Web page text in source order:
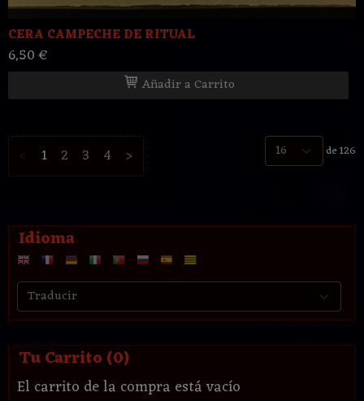
Idioma
Tu Carrito (0)
El carrito de la compra está vacío
CERA CAMPECHE DE RITUAL
6,50 €
Añadir a Carrito
1 2 3 4 > de 126